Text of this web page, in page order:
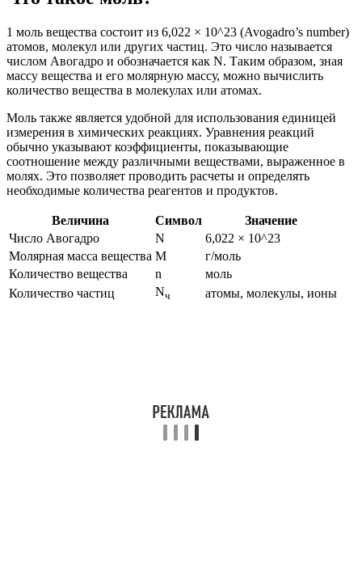
1 моль вещества состоит из 6,022 × 10^23 (Avogadro’s number)
атомов, молекул или других частиц. Это число называется
числом Авогадро и обозначается как N. Таким образом, зная
массу вещества и его молярную массу, можно вычислить
количество вещества в молекулах или атомах.
Моль также является удобной для использования единицей
измерения в химических реакциях. Уравнения реакций
обычно указывают коэффициенты, показывающие
соотношение между различными веществами, выраженное в
молях. Это позволяет проводить расчеты и определять
необходимые количества реагентов и продуктов.
Величина Символ
Значение
Число Авогадро
N
6,022 × 10^23
Молярная масса вещества M
г/моль
Количество вещества
n
моль
Количество частиц
Nч атомы, молекулы, ионы